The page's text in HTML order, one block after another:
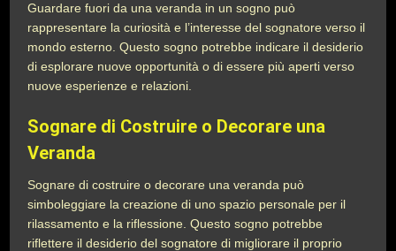
Guardare fuori da una veranda in un sogno può
rappresentare la curiosità e l’interesse del sognatore verso il
mondo esterno. Questo sogno potrebbe indicare il desiderio
di esplorare nuove opportunità o di essere più aperti verso
nuove esperienze e relazioni.
Sognare di Costruire o Decorare una
Veranda
Sognare di costruire o decorare una veranda può
simboleggiare la creazione di uno spazio personale per il
rilassamento e la riflessione. Questo sogno potrebbe
riflettere il desiderio del sognatore di migliorare il proprio